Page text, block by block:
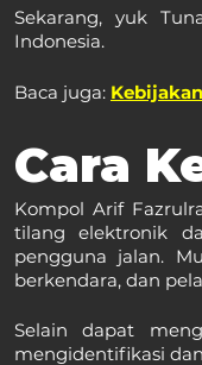
Sekarang, yuk
Indonesia.
Baca juga:
Cara
Kompol Arif
tilang elektronik
pengguna jalan.
berkendara, dan
Selain dapat
mengidentifikasi